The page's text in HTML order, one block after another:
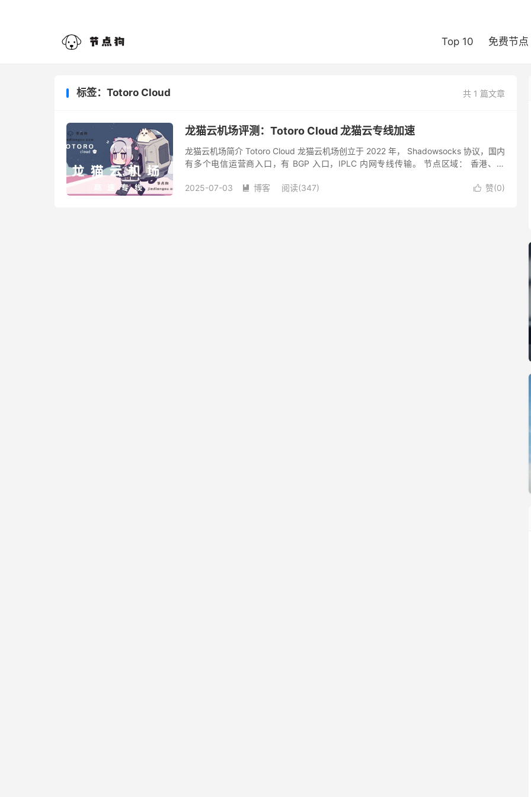
Top 10 免费节点
共 1 篇文章
标签：Totoro Cloud
龙猫云机场评测：Totoro Cloud 龙猫云专线加速
龙猫云机场简介 Totoro Cloud 龙猫云机场创立于 2022 年， Shadowsocks 协议，国内
有多个电信运营商入口，有 BGP 入口，IPLC 内网专线传输。 节点区域： 香港、日
 赞(0)
2025-07-03  博客 阅读(347)